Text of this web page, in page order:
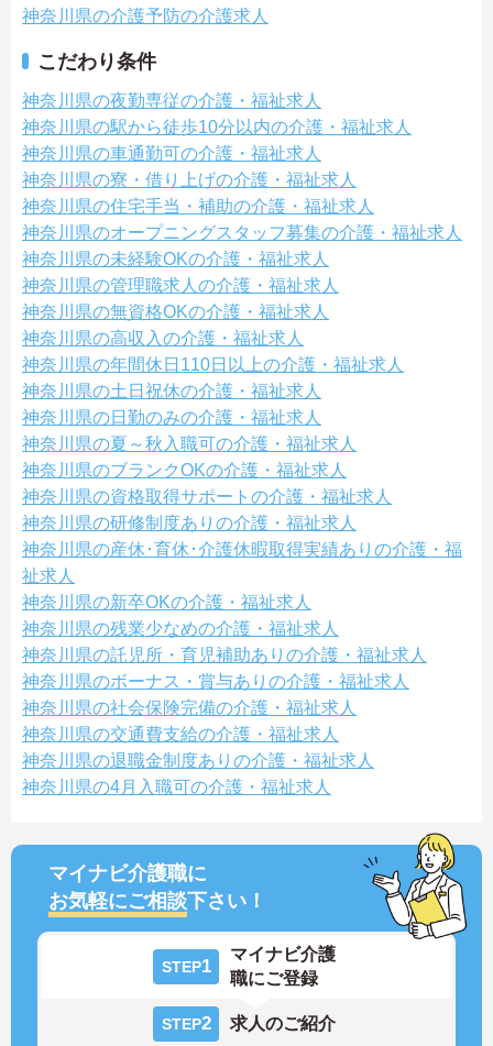
神奈川県の介護予防の介護求人
こだわり条件
神奈川県の夜勤専従の介護・福祉求人
神奈川県の駅から徒歩10分以内の介護・福祉求人
神奈川県の車通勤可の介護・福祉求人
神奈川県の寮・借り上げの介護・福祉求人
神奈川県の住宅手当・補助の介護・福祉求人
神奈川県のオープニングスタッフ募集の介護・福祉求人
神奈川県の未経験OKの介護・福祉求人
神奈川県の管理職求人の介護・福祉求人
神奈川県の無資格OKの介護・福祉求人
神奈川県の高収入の介護・福祉求人
神奈川県の年間休日110日以上の介護・福祉求人
神奈川県の土日祝休の介護・福祉求人
神奈川県の日勤のみの介護・福祉求人
神奈川県の夏～秋入職可の介護・福祉求人
神奈川県のブランクOKの介護・福祉求人
神奈川県の資格取得サポートの介護・福祉求人
神奈川県の研修制度ありの介護・福祉求人
神奈川県の産休･育休･介護休暇取得実績ありの介護・福
祉求人
神奈川県の新卒OKの介護・福祉求人
神奈川県の残業少なめの介護・福祉求人
神奈川県の託児所・育児補助ありの介護・福祉求人
神奈川県のボーナス・賞与ありの介護・福祉求人
神奈川県の社会保険完備の介護・福祉求人
神奈川県の交通費支給の介護・福祉求人
神奈川県の退職金制度ありの介護・福祉求人
神奈川県の4月入職可の介護・福祉求人
マイナビ介護職に
お気軽にご相談下さい！
STEP1
マイナビ介護
職にご登録
STEP2 求人のご紹介